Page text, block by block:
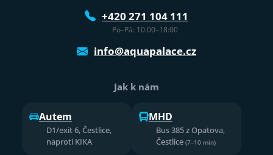
+420 271 104 111
Po–Pá: 10:00–18:00
info@aquapalace.cz
Jak k nám
Autem
D1/exit 6, Čestlice,
naproti KIKA
MHD
Bus 385 z Opatova,
Čestlice (7–10 min)